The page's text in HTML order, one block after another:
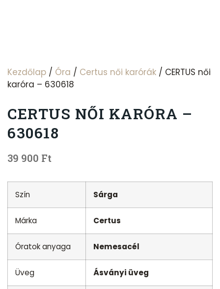
Kezdőlap / Óra / Certus női karórák / CERTUS női
karóra – 630618
CERTUS NŐI KARÓRA –
630618
39 900 Ft
Szín Sárga
Márka Certus
Óratok anyaga Nemesacél
Üveg Ásványi üveg